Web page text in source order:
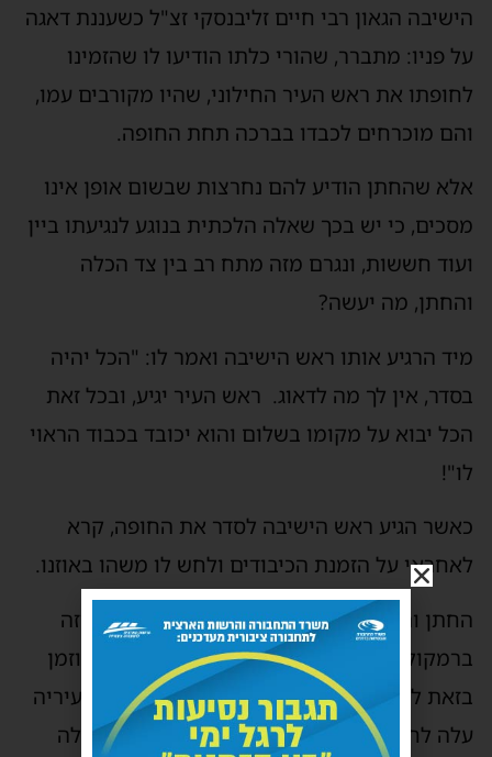
הישיבה הגאון רבי חיים זליבנסקי זצ"ל כשעננת דאגה
על פניו: מתברר, שהורי כלתו הודיעו לו שהזמינו
לחופתו את ראש העיר החילוני, שהיו מקורבים עמו,
והם מוכרחים לכבדו בברכה תחת החופה.
אלא שהחתן הודיע להם נחרצות שבשום אופן אינו
מסכים, כי יש בכך שאלה הלכתית בנוגע לנגיעתו ביין
ועוד חששות, ונגרם מזה מתח רב בין צד הכלה
והחתן, מה יעשה?
מיד הרגיע אותו ראש הישיבה ואמר לו: "הכל יהיה
בסדר, אין לך מה לדאוג. ראש העיר יגיע, ובכל זאת
הכל יבוא על מקומו בשלום והוא יכובד בכבוד הראוי
לו"!
כאשר הגיע ראש הישיבה לסדר את החופה, קרא
לאחראי על הזמנת הכיבודים ולחש לו משהו באוזנו.
החתן והכלה כבר הגיעו לחופה, ואז נשמע הכרזה
ברמקול בזה הלשון: "מכובדינו ראש העיריה מוזמן
בזאת לשאת דברי ברכה לחתן ולכלה". ראש העיריה
עלה לחופה, בהנאה גלויה, פצח בשיר והלל לכלה